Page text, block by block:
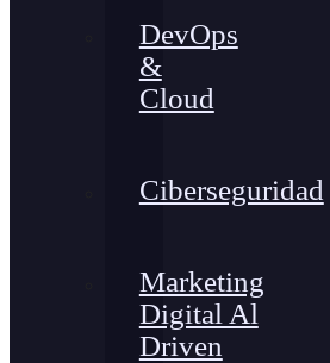
DevOps
&
Cloud
Ciberseguridad
Marketing
Digital Al
Driven